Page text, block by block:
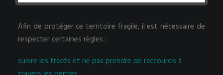
Afin de protéger ce territoire fragile, il est nécessaire de
respecter certaines règles :
suivre les tracés et ne pas prendre de raccourcis à